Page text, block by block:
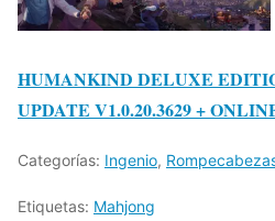
HUMANKIND DELUXE
UPDATE V1.0.20.3629 +
Categorías: Ingenio,
Etiquetas: Mahjong